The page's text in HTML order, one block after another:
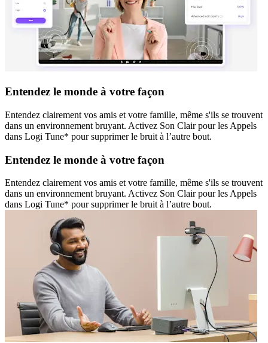
Entendez le monde à votre façon
Entendez clairement vos amis et votre famille, même s'ils se trouvent
dans un environnement bruyant. Activez Son Clair pour les Appels
dans Logi Tune* pour supprimer le bruit à l’autre bout.
Entendez le monde à votre façon
Entendez clairement vos amis et votre famille, même s'ils se trouvent
dans un environnement bruyant. Activez Son Clair pour les Appels
dans Logi Tune* pour supprimer le bruit à l’autre bout.